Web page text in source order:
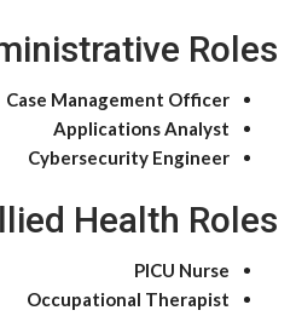
Roles
Case Management Officer
Applications Analyst
Cybersecurity Engineer
Health Roles
PICU Nurse
Occupational Therapist